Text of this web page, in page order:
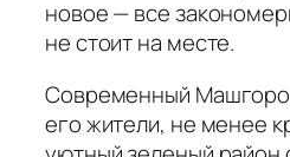
новое — все
не стоит на месте.
Современный
его жители, не менее